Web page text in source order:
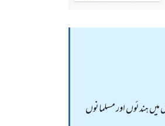
ہندئوں اور مسلمانوں